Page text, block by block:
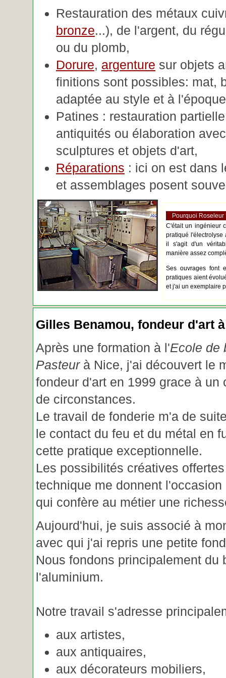
Restauration des métaux
bronze...), de l'argent, du
ou du plomb,
Dorure, argenture sur objets
finitions sont possibles: mat,
adaptée au style et à
Patines : restauration
antiquités ou élaboration
sculptures et objets d'art,
Réparations : ici on est dans
et assemblages posent
Pourquoi Roseleur
C'était un ingénieur
pratiqué l'électrolyse
il s'agit d'un
manière assez
Ses ouvrages font
pratiques aient
et j'ai un exemplaire
Gilles Benamou, fondeur d'art
Après une formation à l'Ecole de
Pasteurà Nice, j'ai découvert le
fondeur d'art en 1999 grace à un
de circonstances.
Le travail de fonderie m'a de
le contact du feu et du métal en
cette pratique exceptionnelle.
Les possibilités créatives
technique me donnent
qui confère au métier une
Aujourd'hui, je suis associé à
avec qui j'ai repris une petite
Nous fondons principalement
l'aluminium.
Notre travail s'adresse
aux artistes,
aux antiquaires,
aux décorateurs mobiliers,